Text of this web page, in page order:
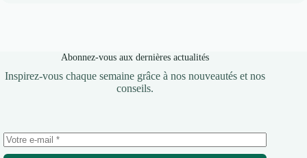
Abonnez-vous aux dernières actualités
Inspirez-vous chaque semaine grâce à nos nouveautés et nos
conseils.